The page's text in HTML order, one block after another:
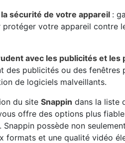
sécurité de votre appareil :
protéger votre appareil contre
avec les publicités et les
des publicités ou des
de logiciels malveillants.
du site Snappin dans la liste
offre des options plus
Snappin possède non
formats et une qualité vidéo